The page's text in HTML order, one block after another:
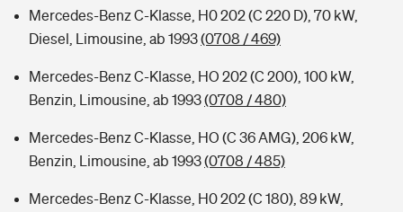
Mercedes-Benz C-Klasse, H0 202 (C 220 D), 70 kW,
Diesel, Limousine, ab 1993(0708 / 469)
Mercedes-Benz C-Klasse, HO 202 (C 200), 100 kW,
Benzin, Limousine, ab 1993(0708 / 480)
Mercedes-Benz C-Klasse, HO (C 36 AMG), 206 kW,
Benzin, Limousine, ab 1993(0708 / 485)
Mercedes-Benz C-Klasse, H0 202 (C 180), 89 kW,